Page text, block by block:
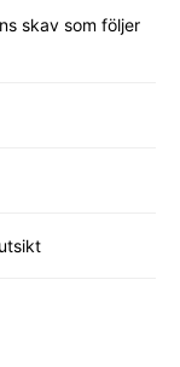
skav som följer